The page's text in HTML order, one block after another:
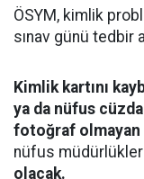
ÖSYM, kimlik
sınav günü tedbir
Kimlik kartını
ya da nüfus
fotoğraf olmayan
nüfus
olacak.